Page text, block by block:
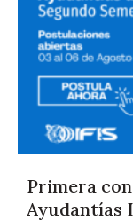
Primera
Ayudantías